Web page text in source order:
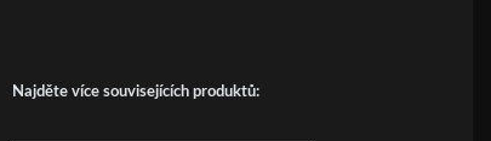
Najděte více souvisejících produktů: